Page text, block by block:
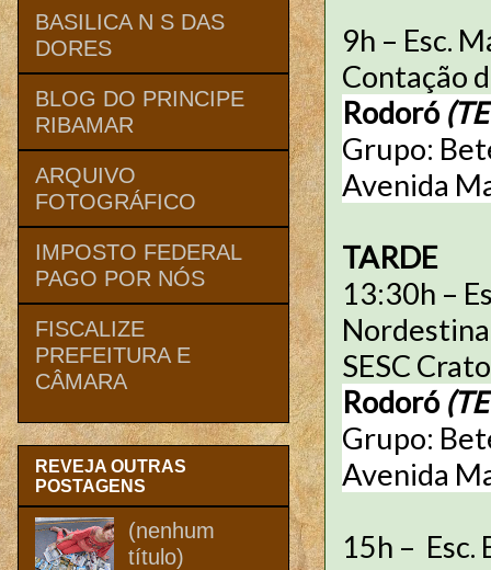
9h – Esc.
Contação
Rodoró
Grupo:
Avenida
TARDE
13:30h –
SESC
Rodoró
Grupo:
Avenida
15h – Esc.
BASILICA N S DAS
DORES
BLOG DO PRINCIPE
RIBAMAR
ARQUIVO
FOTOGRÁFICO
IMPOSTO FEDERAL
PAGO POR NÓS
FISCALIZE
PREFEITURA E
CÂMARA
REVEJA OUTRAS
POSTAGENS
(nenhum
título)